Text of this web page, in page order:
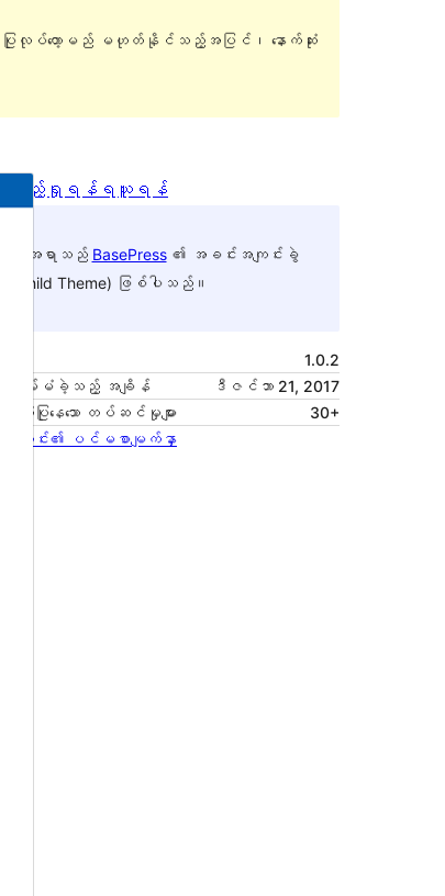
ြုလုပ်တော့မည် မဟုတ်နိုင်သည့်အပြင်၊ နောက်ဆုံး
းကြည့်ရှုရန် ရယူရန်
ဤအရာသည် BasePress၏ အခင်းအကျင်းခွဲ
(Child Theme) ဖြစ်ပါသည်။
1.0.2
ဆုံး မွမ်းမံခဲ့သည့် အချိန်
ဒီဇင်ဘာ 21, 2017
သုံးပြုနေသော တပ်ဆင်မှုများ
30+
အကျင်း၏ ပင်မစာမျက်နှာ